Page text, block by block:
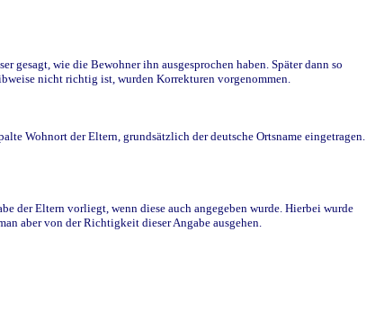
gesagt, wie die Bewohner ihn ausgesprochen haben. Später dann so
nicht richtig ist, wurden Korrekturen vorgenommen.
Wohnort der Eltern, grundsätzlich der deutsche Ortsname eingetragen.
der Eltern vorliegt, wenn diese auch angegeben wurde. Hierbei wurde
aber von der Richtigkeit dieser Angabe ausgehen.